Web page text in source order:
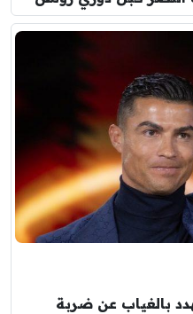
بالغياب عن ضربة